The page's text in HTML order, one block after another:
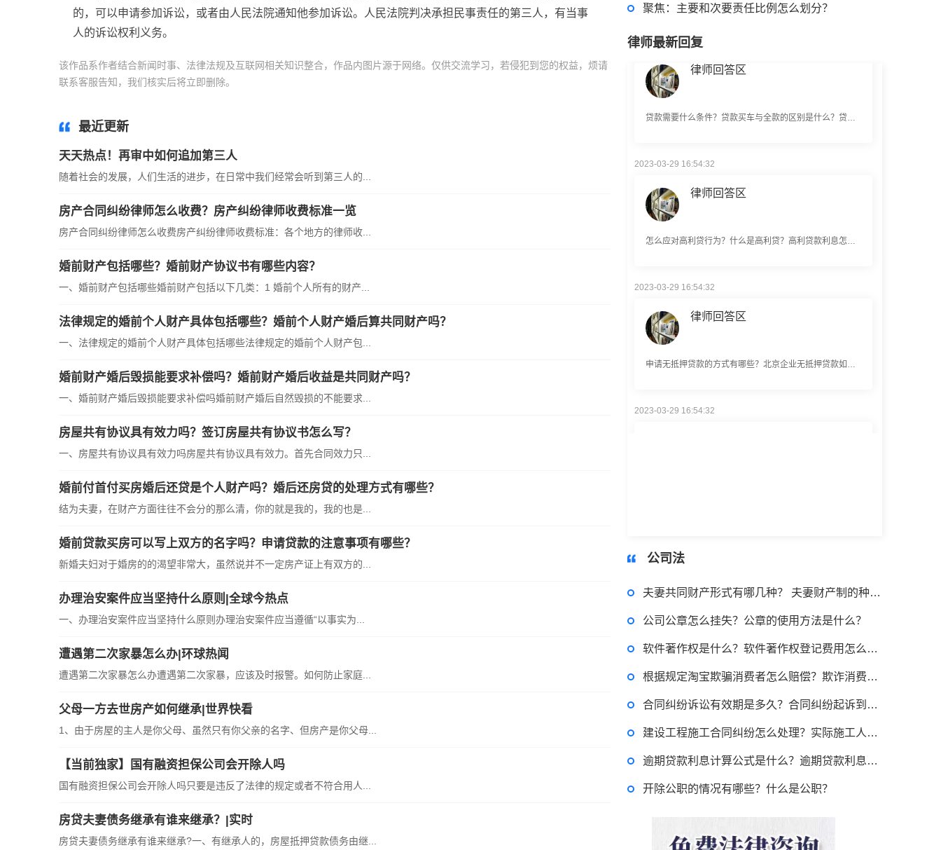
的，可以申请参加诉讼，或者由人民法院通知他参加诉讼。人民法院判决承担民事责任的第三人，有当事
人的诉讼权利义务。
该作品系作者结合新闻时事、法律法规及互联网相关知识整合，作品内图片源于网络。仅供交流学习，若侵犯到您的权益，烦请
联系客服告知，我们核实后将立即删除。
最近更新
天天热点！再审中如何追加第三人
随着社会的发展，人们生活的进步，在日常中我们经常会听到第三人的...
房产合同纠纷律师怎么收费？房产纠纷律师收费标准一览
房产合同纠纷律师怎么收费房产纠纷律师收费标准：各个地方的律师收...
婚前财产包括哪些？婚前财产协议书有哪些内容？
一、婚前财产包括哪些婚前财产包括以下几类：1 婚前个人所有的财产...
法律规定的婚前个人财产具体包括哪些？婚前个人财产婚后算共同财产吗？
一、法律规定的婚前个人财产具体包括哪些法律规定的婚前个人财产包...
婚前财产婚后毁损能要求补偿吗？婚前财产婚后收益是共同财产吗？
一、婚前财产婚后毁损能要求补偿吗婚前财产婚后自然毁损的不能要求...
房屋共有协议具有效力吗？签订房屋共有协议书怎么写？
一、房屋共有协议具有效力吗房屋共有协议具有效力。首先合同效力只...
婚前付首付买房婚后还贷是个人财产吗？婚后还房贷的处理方式有哪些？
结为夫妻，在财产方面往往不会分的那么清，你的就是我的，我的也是...
婚前贷款买房可以写上双方的名字吗？申请贷款的注意事项有哪些？
新婚夫妇对于婚房的的渴望非常大，虽然说并不一定房产证上有双方的...
办理治安案件应当坚持什么原则|全球今热点
一、办理治安案件应当坚持什么原则办理治安案件应当遵循“以事实为...
遭遇第二次家暴怎么办|环球热闻
遭遇第二次家暴怎么办遭遇第二次家暴，应该及时报警。如何防止家庭...
父母一方去世房产如何继承|世界快看
1、由于房屋的主人是你父母、虽然只有你父亲的名字、但房产是你父母...
【当前独家】国有融资担保公司会开除人吗
国有融资担保公司会开除人吗只要是违反了法律的规定或者不符合用人...
房贷夫妻债务继承有谁来继承？|实时
房贷夫妻债务继承有谁来继承?一、有继承人的，房屋抵押贷款债务由继...
聚焦：主要和次要责任比例怎么划分？
律师最新回复
2023-03-29 16:54:32
律师回答区
律师回答区
律师回答区
律师回答区
贷款需要什么条件？贷款买车与全款的区别是什么？贷款买车手续费一般是多少？
公司法
夫妻共同财产形式有哪几种？ 夫妻财产制的种类有哪些？
公司公章怎么挂失？公章的使用方法是什么？
软件著作权是什么？软件著作权登记费用怎么计算？
根据规定淘宝欺骗消费者怎么赔偿？欺诈消费者行为是怎么判断的？
合同纠纷诉讼有效期是多久？合同纠纷起诉到开庭需要多久？
建设工程施工合同纠纷怎么处理？实际施工人如何追讨工程款？
逾期贷款利息计算公式是什么？逾期贷款利息怎么计算的？
开除公职的情况有哪些？什么是公职？